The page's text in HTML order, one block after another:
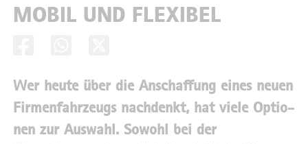
MOBIL UND FLEXIBEL
Wer heute über die Anschaffung eines neuen
Firmenfahrzeugs nachdenkt, hat viele Optio-
nen zur Auswahl. Sowohl bei der